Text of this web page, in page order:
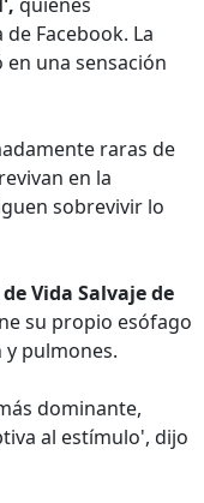
Facebook. La
una sensación
raras de
en la
sobrevivir lo
Vida Salvaje de
su propio esófago
pulmones.
dominante,
al estímulo', dijo